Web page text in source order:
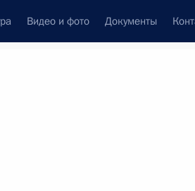
Видео и фото Документы